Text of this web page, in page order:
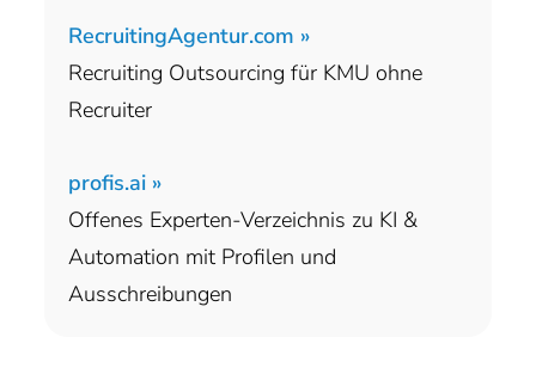
RecruitingAgentur.com »
Recruiting Outsourcing für KMU ohne
Recruiter
profis.ai »
Offenes Experten-Verzeichnis zu KI &
Automation mit Profilen und
Ausschreibungen